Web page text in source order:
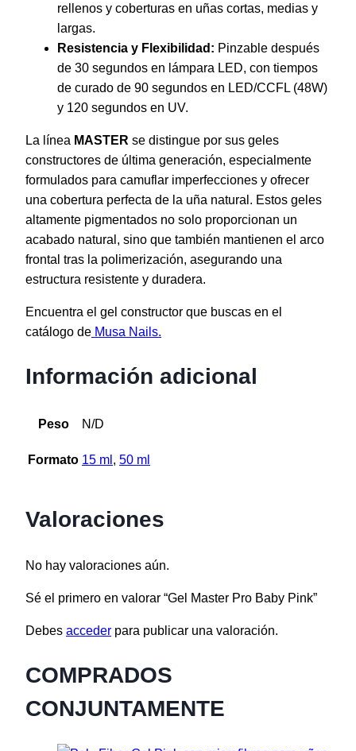
rellenos y coberturas en uñas cortas, medias y
largas.
Resistencia y Flexibilidad: Pinzable después
de 30 segundos en lámpara LED, con tiempos
de curado de 90 segundos en LED/CCFL (48W)
y 120 segundos en UV.
La línea MASTER se distingue por sus geles
constructores de última generación, especialmente
formulados para camuflar imperfecciones y ofrecer
una cobertura perfecta de la uña natural. Estos geles
altamente pigmentados no solo proporcionan un
acabado natural, sino que también mantienen el arco
frontal tras la polimerización, asegurando una
estructura resistente y duradera.
Encuentra el gel constructor que buscas en el
catálogo de Musa Nails.
Información adicional
Peso N/D
Formato 15 ml , 50 ml
Valoraciones
No hay valoraciones aún.
Sé el primero en valorar “Gel Master Pro Baby Pink”
Debes acceder para publicar una valoración.
COMPRADOS
CONJUNTAMENTE